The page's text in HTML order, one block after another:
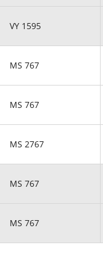
VY 1595
MS 767
MS 767
MS 2767
MS 767
MS 767